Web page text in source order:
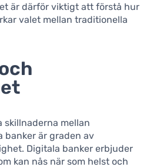
är därför viktigt att förstå hur
valet mellan traditionella
skillnaderna mellan
banker är graden av
Digitala banker erbjuder
kan nås när som helst och